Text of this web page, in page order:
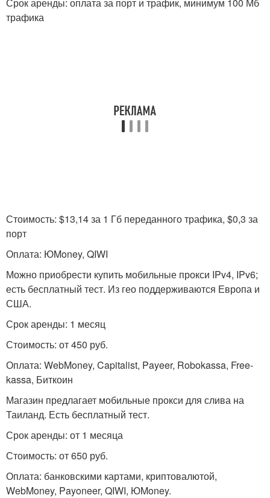
трафика
Стоимость: $13,14 за 1 Гб переданного трафика, $0,3 за
порт
Оплата: ЮMoney, QIWI
Можно приобрести купить мобильные прокси IPv4, IPv6;
есть бесплатный тест. Из гео поддерживаются Европа и
США.
Срок аренды: 1 месяц
Стоимость: от 450 руб.
Оплата: WebMoney, Capitalist, Payeer, Robokassa, Free-
kassa, Биткоин
Магазин предлагает мобильные прокси для слива на
Таиланд. Есть бесплатный тест.
Срок аренды: от 1 месяца
Стоимость: от 650 руб.
Оплата: банковскими картами, криптовалютой,
WebMoney, Payoneer, QIWI, ЮMoney.